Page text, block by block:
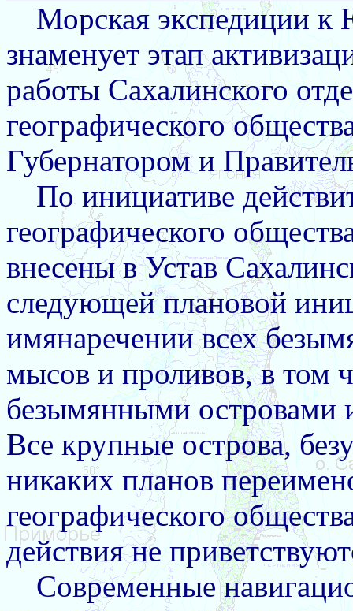
Морская экспедиции
знаменует этап
работы Сахалинского
географического
Губернатором и
По инициативе
географического
внесены в Устав
следующей плановой
имянаречении всех
мысов и проливов, в том
безымянными островами
Все крупные острова,
никаких планов
географического
действия не
Современные